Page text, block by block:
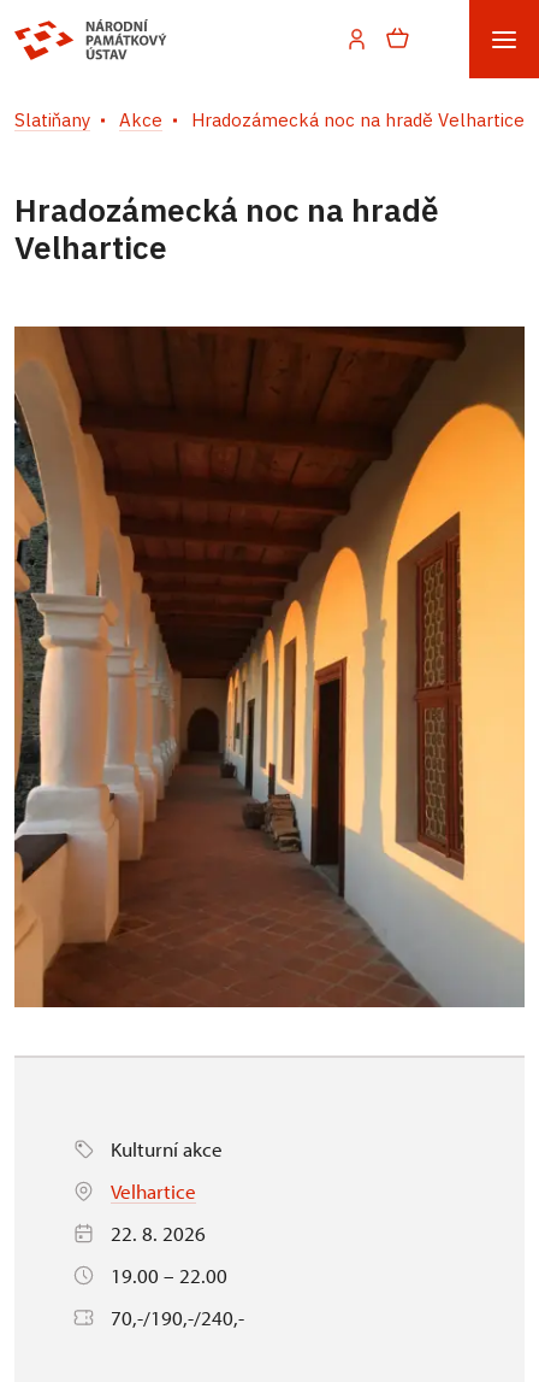
Slatiňany Akce Hradozámecká noc na hradě Velhartice
Hradozámecká noc na hradě
Velhartice
Kulturní akce
Velhartice
22. 8. 2026
19.00 – 22.00
70,-/190,-/240,-